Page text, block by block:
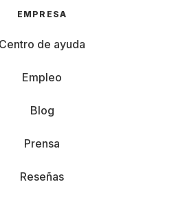
EMPRESA
Centro de ayuda
Empleo
Blog
Prensa
Reseñas